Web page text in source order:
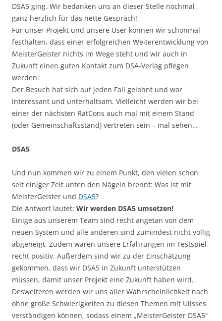
DSA5 ging. Wir bedanken uns an dieser Stelle nochmal
ganz herzlich für das nette Gespräch!
Für unser Projekt und unsere User können wir schonmal
festhalten, dass einer erfolgreichen Weiterentwicklung von
MeisterGeister nichts im Wege steht und wir auch in
Zukunft einen guten Kontakt zum DSA-Verlag pflegen
werden.
Der Besuch hat sich auf jeden Fall gelohnt und war
interessant und unterhaltsam. Vielleicht werden wir bei
einer der nächsten RatCons auch mal mit einem Stand
(oder Gemeinschaftsstand) vertreten sein – mal sehen…
DSA5
Und nun kommen wir zu einem Punkt, den vielen schon
seit einiger Zeit unten den Nägeln brennt: Was ist mit
MeisterGeister und DSA5?
Die Antwort lautet: Wir werden DSA5 umsetzen!
Einige aus unserem Team sind recht angetan von dem
neuen System und alle anderen sind zumindest nicht völlig
abgeneigt. Zudem waren unsere Erfahrungen im Testspiel
recht positiv. Außerdem sind wir zu der Einschätzung
gekommen, dass wir DSA5 in Zukunft unterstützen
müssen, damit unser Projekt eine Zukunft haben wird.
Desweiteren werden wir uns aller Wahrscheinlichkeit nach
ohne große Schwierigkeiten zu diesen Themen mit Ulisses
verständigen können, sodass einem „MeisterGeister DSA5“